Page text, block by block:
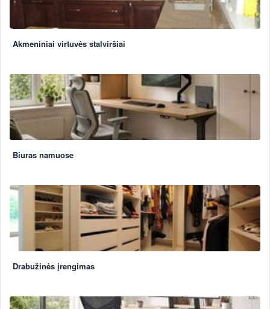
Akmeniniai virtuvės stalviršiai
Biuras namuose
Drabužinės įrengimas